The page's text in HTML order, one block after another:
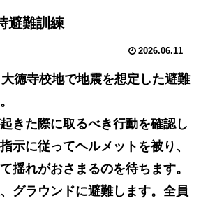
避難訓練
2026.06.11
徳寺校地で地震を想定した避難
きた際に取るべき行動を確認し
示に従ってヘルメットを被り、
揺れがおさまるのを待ちます。
グラウンドに避難します。全員